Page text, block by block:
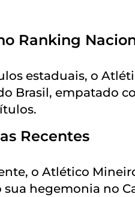
Ranking
estaduais, o
Brasil, empatado
Recentes
o Atlético
sua hegemonia no